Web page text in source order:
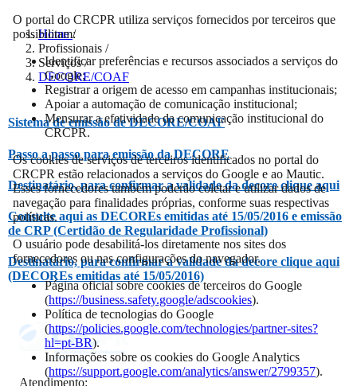
Home/
Profissionais /
Serviços /
DECORE/COAF
Sistema de emissão de DECORE/COAF
Passo a passo para emissão da DECORE
Destinatário, para confirmar a validade da decore clique aqui
Consulte aqui as DECOREs emitidas até 15/05/2016 e emissão
de CRP (Certidão de Regularidade Profissional)
Destinatário, para confirmar a validade da decore clique aqui
(DECOREs emitidas até 15/05/2016)
Atendimento:
O portal do CRCPR utiliza serviços fornecidos por terceiros que
possibilitam:
Identificar preferências e recursos associados a serviços do
Google;
Registrar a origem de acesso em campanhas institucionais;
Apoiar a automação de comunicação institucional;
Mensurar a efetividade da comunicação institucional do
CRCPR.
Os cookies de serviços de terceiros identificados no portal do
CRCPR estão relacionados a serviços do Google e ao Mautic.
Esses fornecedores também poderão coletar e utilizar dados de
navegação para finalidades próprias, conforme suas respectivas
políticas.
O usuário pode desabilitá-los diretamente nos sites dos
fornecedores ou nas configurações do navegador.
Página oficial sobre cookies de terceiros do Google
(https://business.safety.google/adscookies).
Política de tecnologias do Google
(https://policies.google.com/technologies/partner-sites?
hl=pt-BR).
Informações sobre os cookies do Google Analytics
(https://support.google.com/analytics/answer/2799357).